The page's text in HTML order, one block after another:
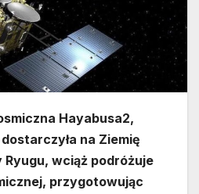
Hayabusa2,
na Ziemię
wciąż podróżuje
przygotowując